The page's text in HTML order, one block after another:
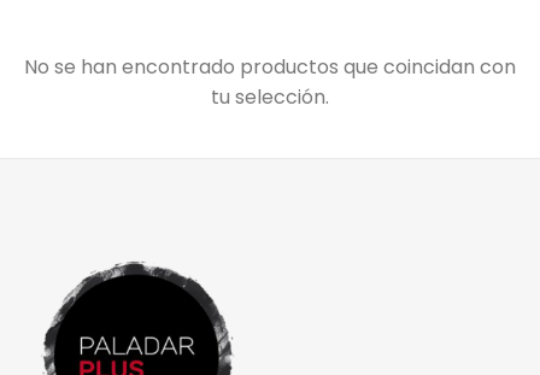
No se han encontrado productos que coincidan con
tu selección.